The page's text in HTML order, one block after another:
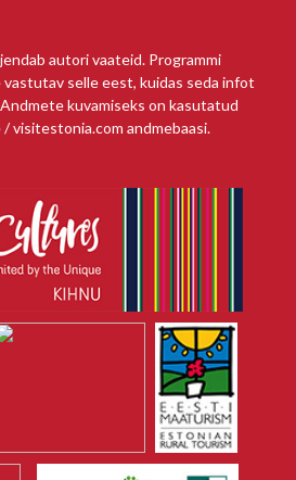
autori vaateid. Programmi
selle eest, kuidas seda infot
kuvamiseks on kasutatud
visitestonia.com andmebaasi.